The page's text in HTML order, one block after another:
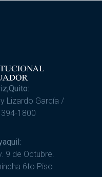
Lizardo García /
1800
9 de Octubre.
6to Piso